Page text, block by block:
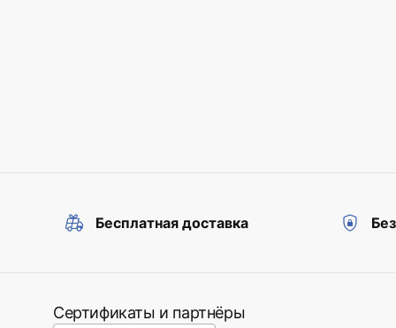
Бесплатная доставка
Сертификаты и партнёры